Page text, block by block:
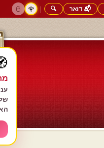
📬 דואר 🔍
|
🌹
🖱️